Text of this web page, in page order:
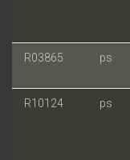
R03865 ps
R10124 ps